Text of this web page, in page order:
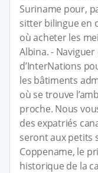
Suriname pour,
sitter bilingue en
où acheter les
Albina. -
d’InterNations
les bâtiments
où se trouve
proche. Nous
des expatriés
seront aux petits
Coppename, le
historique de la